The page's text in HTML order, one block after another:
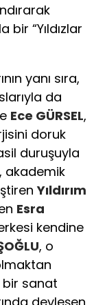
“Yıldızlar
yanı sıra,
da
Ece GÜRSEL,
doruk
duruşuyla
, akademik
Yıldırım
Esra
kendine
, o
bir sanat